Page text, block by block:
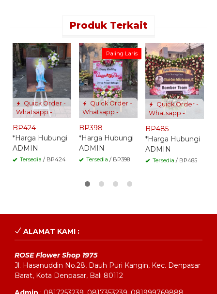
Produk Terkait
Quick Order -
Whatsapp -
BP424
*Harga Hubungi
ADMIN
Tersedia / BP424
Quick Order -
Whatsapp -
Paling Laris
BP398
*Harga Hubungi
ADMIN
Tersedia / BP398
Quick Order -
Whatsapp -
BP485
*Harga Hubungi
ADMIN
Tersedia / BP485
ALAMAT KAMI :
ROSE Flower Shop 1975
Jl. Hasanuddin No.28, Dauh Puri Kangin, Kec. Denpasar
Barat, Kota Denpasar, Bali 80112